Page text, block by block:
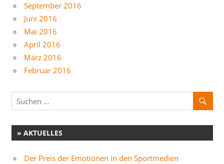
September 2016
Juni 2016
Mai 2016
April 2016
März 2016
Februar 2016
» AKTUELLES
Der Preis der Emotionen in den Sportmedien